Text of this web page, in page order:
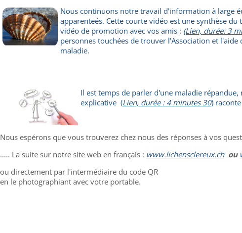
Nous continuons notre travail d'information à large
apparenteés. Cette courte vidéo est une synthèse du
vidéo de promotion avec vos amis : (Lien, durée: 3
personnes touchées de trouver l'Association et
maladie.
Il est temps de parler d'une maladie
explicative (Lien, durée : 4 minutes 30)
Nous espérons que vous trouverez chez nous des réponses à vos
..... La suite sur notre site web en français : www.lichensclereux.chou
ou directement par l'intermédiaire du code QR
en le photographiant avec votre portable.